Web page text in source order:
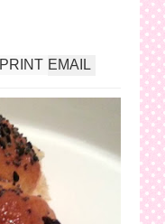
EMAIL
PRINT